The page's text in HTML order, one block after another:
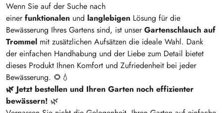
Wenn Sie auf der Suche nach
einer funktionalen und langlebigen Lösung für die
Bewässerung Ihres Gartens sind, ist unser Gartenschlauch auf
Trommel mit zusätzlichen Aufsätzen die ideale Wahl. Dank
der einfachen Handhabung und der Liebe zum Detail bietet
dieses Produkt Ihnen Komfort und Zufriedenheit bei jeder
Bewässerung. 🌻💧
🌿 Jetzt bestellen und Ihren Garten noch effizienter
bewässern! 🌿